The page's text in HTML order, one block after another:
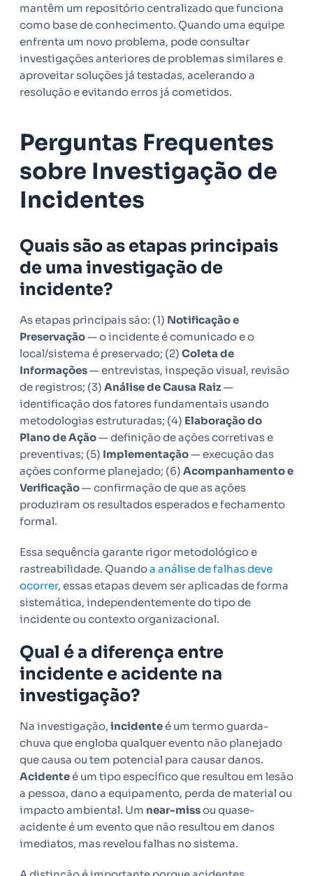
mantêm um repositório centralizado que funciona
como base de conhecimento. Quando uma equipe
enfrenta um novo problema, pode consultar
investigações anteriores de problemas similares e
aproveitar soluções já testadas, acelerando a
resolução e evitando erros já cometidos.
Perguntas Frequentes
sobre Investigação de
Incidentes
Quais são as etapas principais
de uma investigação de
incidente?
As etapas principais são: (1) Notificação e
Preservação— o incidente é comunicado e o
local/sistema é preservado; (2) Coleta de
Informações— entrevistas, inspeção visual, revisão
de registros; (3) Análise de Causa Raiz—
identificação dos fatores fundamentais usando
metodologias estruturadas; (4) Elaboração do
Plano de Ação— definição de ações corretivas e
preventivas; (5) Implementação— execução das
ações conforme planejado; (6) Acompanhamento e
Verificação— confirmação de que as ações
produziram os resultados esperados e fechamento
formal.
Essa sequência garante rigor metodológico e
rastreabilidade. Quandoa análise de falhas deve
ocorrer, essas etapas devem ser aplicadas de forma
sistemática, independentemente do tipo de
incidente ou contexto organizacional.
Qual é a diferença entre
incidente e acidente na
investigação?
Na investigação, incidenteé um termo guarda-
chuva que engloba qualquer evento não planejado
que causa ou tem potencial para causar danos.
Acidenteé um tipo específico que resultou em lesão
a pessoa, dano a equipamento, perda de material ou
impacto ambiental. Um near-missou quase-
acidente é um evento que não resultou em danos
imediatos, mas revelou falhas no sistema.